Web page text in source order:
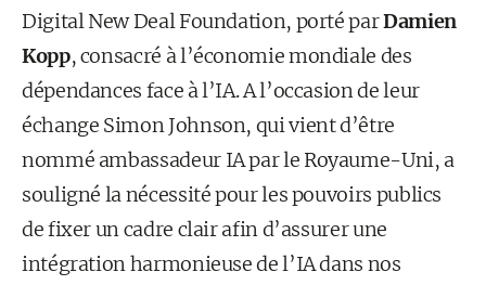
Digital New Deal Foundation, porté parDamien
Kopp, consacré à l’économie mondiale des
dépendances face à l’IA. A l’occasion de leur
échange Simon Johnson, qui vient d’être
nommé ambassadeur IA par le Royaume-Uni, a
souligné la nécessité pour les pouvoirs publics
de fixer un cadre clair afin d’assurer une
intégration harmonieuse de l’IA dans nos